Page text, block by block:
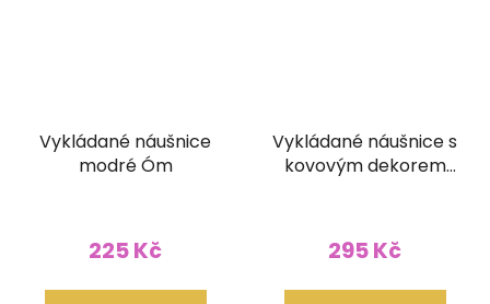
Vykládané náušnice
modré Óm
225 Kč
Vykládané náušnice s
kovovým dekorem
295 Kč